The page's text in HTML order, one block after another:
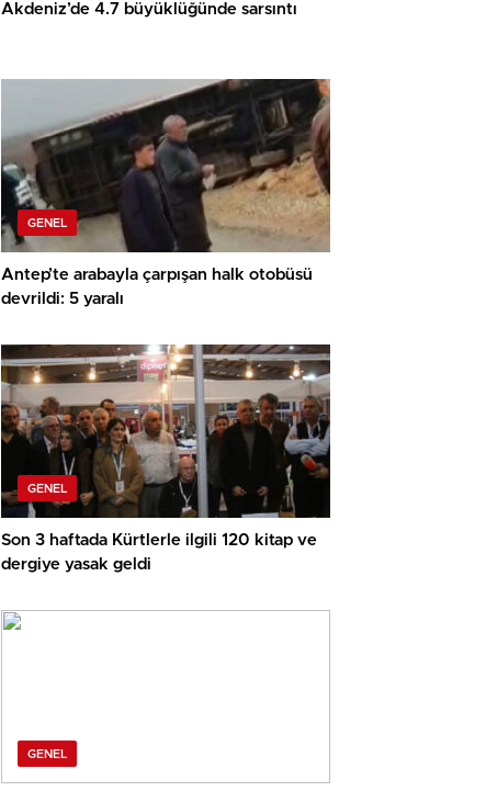
Akdeniz’de 4.7 büyüklüğünde sarsıntı
GENEL
Antep’te arabayla çarpışan halk otobüsü
devrildi: 5 yaralı
GENEL
Son 3 haftada Kürtlerle ilgili 120 kitap ve
dergiye yasak geldi
GENEL